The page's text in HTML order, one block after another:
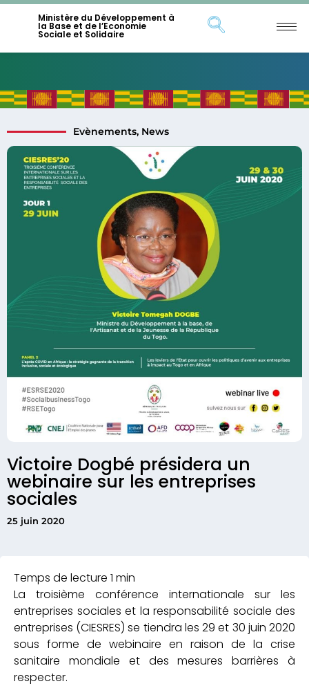
Ministère du Développement à
la Base et de l’Economie
Sociale et Solidaire
Victoire Dogbé présidera un
webinaire sur les entreprises
sociales
25 juin 2020
Evènements, News
La troisième conférence internationale sur les
entreprises sociales et la responsabilité sociale des
entreprises (CIESRES) se tiendra les 29 et 30 juin 2020
sous forme de webinaire en raison de la crise
sanitaire mondiale et des mesures barrières à
respecter.